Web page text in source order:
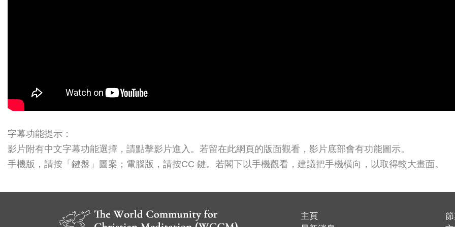
字幕功能提示：
影片附有中文字幕功能選擇，請點擊影片進入。若留在此網頁的版面觀看，影片底部會有功能圖示。
手機版，請按「鍵盤」圖案；電腦版，請按CC 鍵。若閣下以手機觀看，建議把手機橫向，以取得較大畫面。
主頁